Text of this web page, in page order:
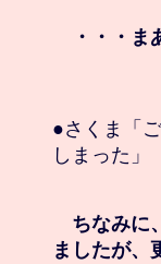
・・・ま
●さくま「
しまった」
ちなみに
ましたが、